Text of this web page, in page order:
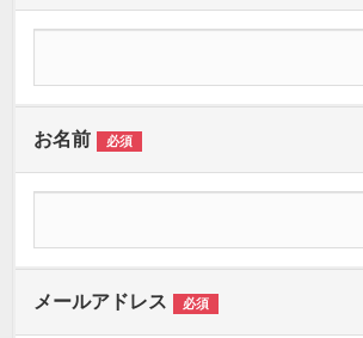
お名前 必須
メールアドレス 必須